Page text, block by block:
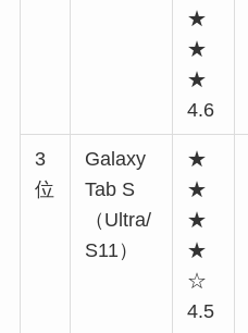
★
★
★
4.6
3
位
Galaxy
Tab S
（Ultra/
S11）
★
★
★
★
☆
4.5